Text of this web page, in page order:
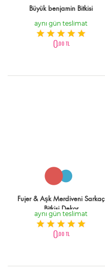
Büyük benjamin Bitkisi
aynı gün teslimat
0,00 TL
Fujer & Aşk Merdiveni Sarkaç
Bitkisi Dekor
aynı gün teslimat
0,00 TL